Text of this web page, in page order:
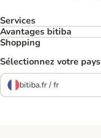
Services
Avantages bitiba
Shopping
Sélectionnez votre pays
bitiba.fr / fr